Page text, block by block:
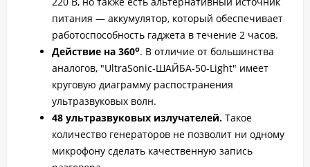
питания — аккумулятор, который обеспечивает
работоспособность гаджета в течение 2 часов.
Действие на 360o. В отличие от большинства
аналогов, "UltraSonic-ШАЙБА-50-Light" имеет
круговую диаграмму распостранения
ультразвуковых волн.
48 ультразвуковых излучателей. Такое
количество генераторов не позволит ни одному
микрофону сделать качественную запись